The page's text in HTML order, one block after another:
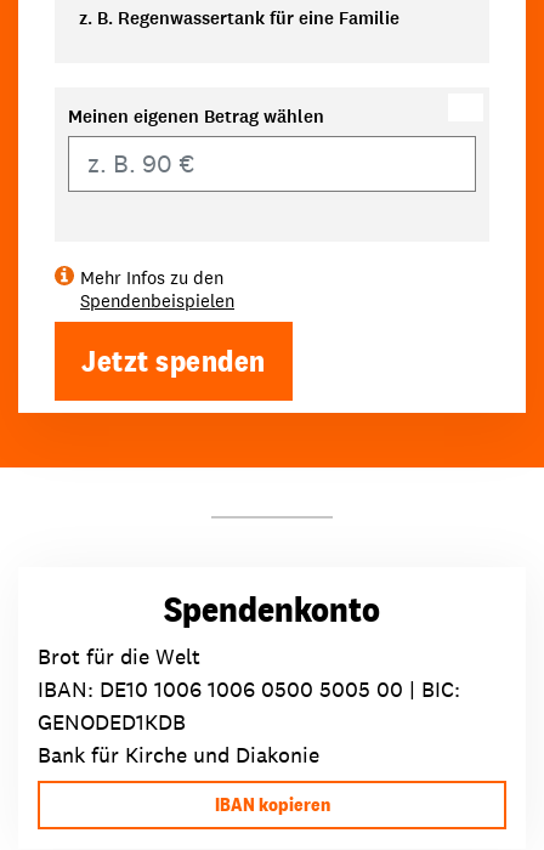
z. B. Regenwassertank für eine Familie
Meinen eigenen Betrag wählen
Mehr Infos zu den
Spendenbeispielen
Jetzt spenden
Spendenkonto
Brot für die Welt
IBAN: DE10 1006 1006 0500 5005 00 | BIC:
GENODED1KDB
Bank für Kirche und Diakonie
IBAN kopieren